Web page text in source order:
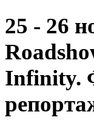
25 - 26
Infinity.